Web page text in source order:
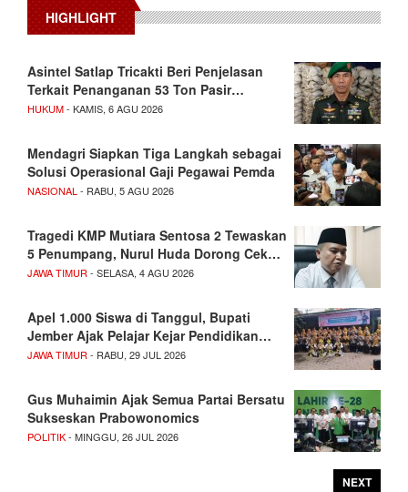
HIGHLIGHT
Asintel Satlap Tricakti Beri Penjelasan
Terkait Penanganan 53 Ton Pasir…
HUKUM- KAMIS, 6 AGU 2026
Mendagri Siapkan Tiga Langkah sebagai
Solusi Operasional Gaji Pegawai Pemda
NASIONAL- RABU, 5 AGU 2026
Tragedi KMP Mutiara Sentosa 2 Tewaskan
5 Penumpang, Nurul Huda Dorong Cek…
JAWA TIMUR- SELASA, 4 AGU 2026
Apel 1.000 Siswa di Tanggul, Bupati
Jember Ajak Pelajar Kejar Pendidikan…
JAWA TIMUR- RABU, 29 JUL 2026
Gus Muhaimin Ajak Semua Partai Bersatu
Sukseskan Prabowonomics
POLITIK- MINGGU, 26 JUL 2026
NEXT